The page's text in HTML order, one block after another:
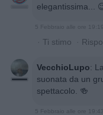
elegantissima...
5 Febbraio alle ore 19:19
· Ti stimo ·
VecchioLupo:
suonata da un
spettacolo. 🍻
5 Febbraio alle ore 19:43